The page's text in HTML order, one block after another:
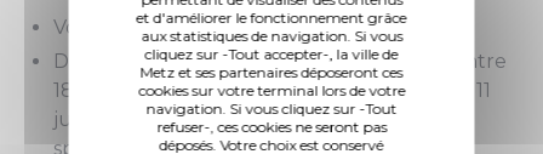
et d'améliorer le fonctionnement grâce
aux statistiques de navigation. Si vous
cliquez sur -Tout accepter-, la ville de
Metz et ses partenaires déposeront ces
cookies sur votre terminal lors de votre
navigation. Si vous cliquez sur -Tout
refuser-, ces cookies ne seront pas
déposés. Votre choix est conservé
Vous ferez partie intégrante du spectacle.
Disponibilité : le 9 juillet à 18h, le 10 juillet entre
18h et 21h (rencontre avec les artistes) et le 11
juillet de 17h à 01h du matin (répétition et
spectacle).